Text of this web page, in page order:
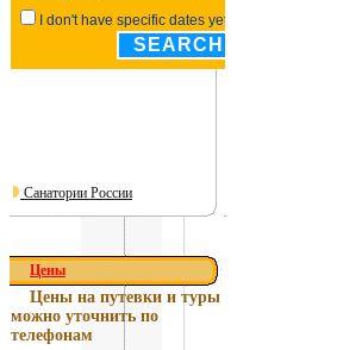
Санатории России
Цены
Цены на путевки и туры
можно уточнить по
телефонам